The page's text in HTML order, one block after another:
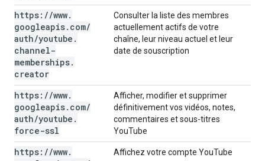
https: //www.
googleapis. com/
auth/youtube .
channel-
memberships.
creator
Consulter la liste des membres
actuellement actifs de votre
chaîne, leur niveau actuel et leur
date de souscription
https: //www.
googleapis. com/
auth/youtube .
force-ssl
Afficher, modifier et supprimer
définitivement vos vidéos, notes,
commentaires et sous-titres
YouTube
https: //www.
Affichez votre compte YouTube